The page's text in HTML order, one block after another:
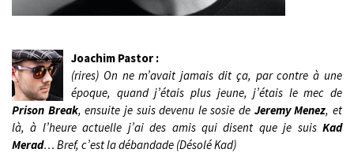
Joachim Pastor :
(rires) On ne m’avait jamais dit ça, par contre à une
époque, quand j’étais plus jeune, j’étais le mec de
Prison Break, ensuite je suis devenu le sosie de Jeremy Menez, et
là, à l’heure actuelle j’ai des amis qui disent que je suis Kad
Merad… Bref, c’est la débandade (Désolé Kad)